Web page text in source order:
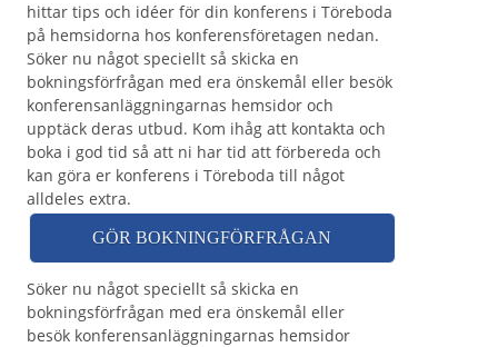
hittar tips och idéer för din konferens i Töreboda
på hemsidorna hos konferensföretagen nedan.
Söker nu något speciellt så skicka en
bokningsförfrågan med era önskemål eller besök
konferensanläggningarnas hemsidor och
upptäck deras utbud. Kom ihåg att kontakta och
boka i god tid så att ni har tid att förbereda och
kan göra er konferens i Töreboda till något
alldeles extra.
GÖR BOKNINGFÖRFRÅGAN
Söker nu något speciellt så skicka en
bokningsförfrågan med era önskemål eller
besök konferensanläggningarnas hemsidor